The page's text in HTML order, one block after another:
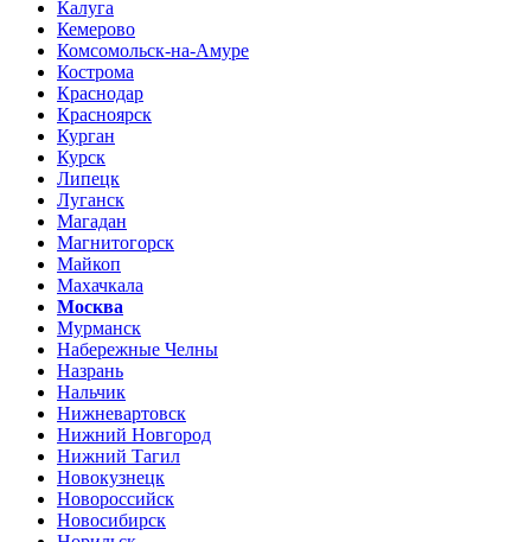
Калуга
Кемерово
Комсомольск-на-Амуре
Кострома
Краснодар
Красноярск
Курган
Курск
Липецк
Луганск
Магадан
Магнитогорск
Майкоп
Махачкала
Москва
Мурманск
Набережные Челны
Назрань
Нальчик
Нижневартовск
Нижний Новгород
Нижний Тагил
Новокузнецк
Новороссийск
Новосибирск